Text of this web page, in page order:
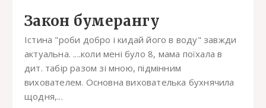
Закон бумерангу
Істина "роби добро і кидай його в воду" завжди
актуальна. ....коли мені було 8, мама поїхала в
дит. табір разом зі мною, підмінним
вихователем. Основна вихователька бухнячила
щодня,...